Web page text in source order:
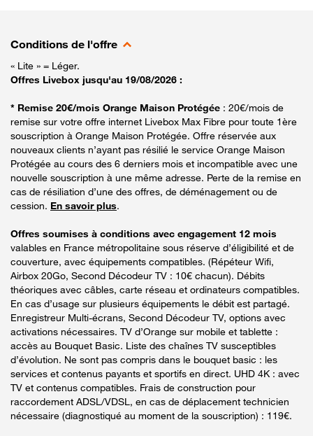
Conditions de l'offre
« Lite » = Léger.
Offres Livebox jusqu'au 19/08/2026 :
* Remise 20€/mois Orange Maison Protégée : 20€/mois de
remise sur votre offre internet Livebox Max Fibre pour toute 1ère
souscription à Orange Maison Protégée. Offre réservée aux
nouveaux clients n’ayant pas résilié le service Orange Maison
Protégée au cours des 6 derniers mois et incompatible avec une
nouvelle souscription à une même adresse. Perte de la remise en
cas de résiliation d’une des offres, de déménagement ou de
cession. En savoir plus.
Offres soumises à conditions avec engagement 12 mois
valables en France métropolitaine sous réserve d’éligibilité et de
couverture, avec équipements compatibles. (Répéteur Wifi,
Airbox 20Go, Second Décodeur TV : 10€ chacun). Débits
théoriques avec câbles, carte réseau et ordinateurs compatibles.
En cas d’usage sur plusieurs équipements le débit est partagé.
Enregistreur Multi-écrans, Second Décodeur TV, options avec
activations nécessaires. TV d’Orange sur mobile et tablette :
accès au Bouquet Basic. Liste des chaînes TV susceptibles
d’évolution. Ne sont pas compris dans le bouquet basic : les
services et contenus payants et sportifs en direct. UHD 4K : avec
TV et contenus compatibles. Frais de construction pour
raccordement ADSL/VDSL, en cas de déplacement technicien
nécessaire (diagnostiqué au moment de la souscription) : 119€.